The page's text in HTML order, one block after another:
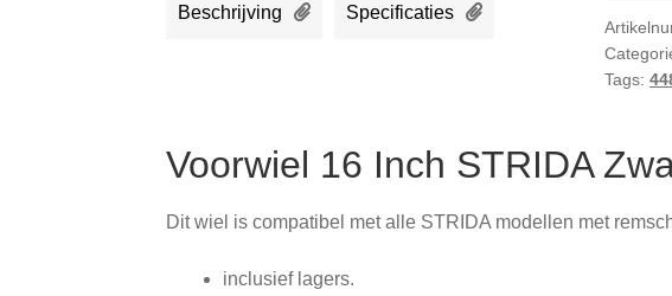
Tags:
Beschrijving Specificaties
Voorwiel 16 Inch STRIDA
Dit wiel is compatibel met alle STRIDA modellen met
inclusief lagers.